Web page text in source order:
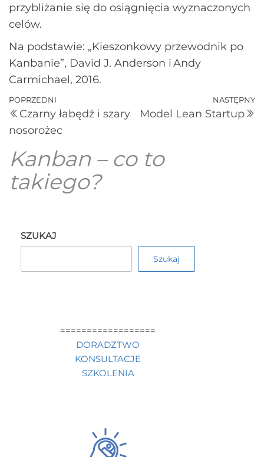
przybliżanie się do osiągnięcia wyznaczonych
celów.
Na podstawie: „Kieszonkowy przewodnik po
Kanbanie”, David J. Anderson i Andy
Carmichael, 2016.
POPRZEDNI
Czarny łabędź i szary
nosorożec
NASTĘPNY
Model Lean Startup
Kanban – co to
takiego?
SZUKAJ
Szukaj
==================
DORADZTWO
KONSULTACJE
SZKOLENIA